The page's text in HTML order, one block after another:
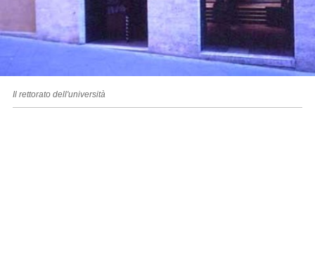
Il rettorato dell'università